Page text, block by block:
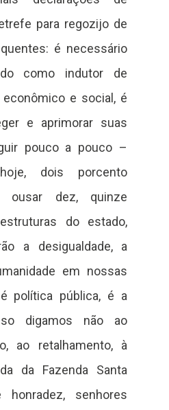
para regozijo de
é necessário
como indutor de
e social, é
e aprimorar suas
pouco a pouco –
dois porcento
ousar dez, quinze
do estado,
a desigualdade, a
em nossas
política pública, é a
digamos não ao
ao retalhamento, à
da Fazenda Santa
honradez, senhores